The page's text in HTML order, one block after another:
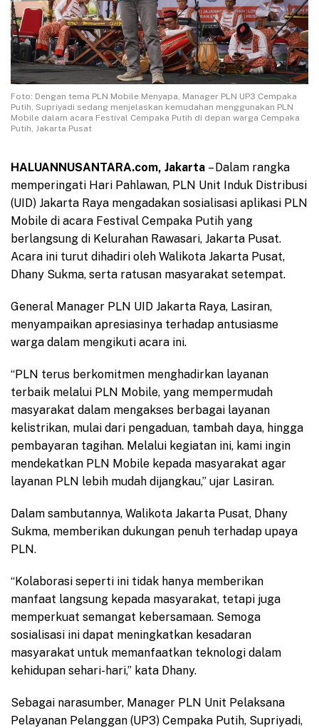
Foto: Dengan tema PLN Mobile Menyapa, Manager PLN UP3 Cempaka
Putih, Supriyadi sedang menjelaskan kemudahan menggunakan PLN
Mobile dalam acara Festival Cempaka Putih di depan warga Cempaka
Putih, Jakarta Pusat
HALUANNUSANTARA.com, Jakarta – Dalam rangka
memperingati Hari Pahlawan, PLN Unit Induk Distribusi
(UID) Jakarta Raya mengadakan sosialisasi aplikasi PLN
Mobile di acara Festival Cempaka Putih yang
berlangsung di Kelurahan Rawasari, Jakarta Pusat.
Acara ini turut dihadiri oleh Walikota Jakarta Pusat,
Dhany Sukma, serta ratusan masyarakat setempat.
General Manager PLN UID Jakarta Raya, Lasiran,
menyampaikan apresiasinya terhadap antusiasme
warga dalam mengikuti acara ini.
“PLN terus berkomitmen menghadirkan layanan
terbaik melalui PLN Mobile, yang mempermudah
masyarakat dalam mengakses berbagai layanan
kelistrikan, mulai dari pengaduan, tambah daya, hingga
pembayaran tagihan. Melalui kegiatan ini, kami ingin
mendekatkan PLN Mobile kepada masyarakat agar
layanan PLN lebih mudah dijangkau,” ujar Lasiran.
Dalam sambutannya, Walikota Jakarta Pusat, Dhany
Sukma, memberikan dukungan penuh terhadap upaya
PLN.
“Kolaborasi seperti ini tidak hanya memberikan
manfaat langsung kepada masyarakat, tetapi juga
memperkuat semangat kebersamaan. Semoga
sosialisasi ini dapat meningkatkan kesadaran
masyarakat untuk memanfaatkan teknologi dalam
kehidupan sehari-hari,” kata Dhany.
Sebagai narasumber, Manager PLN Unit Pelaksana
Pelayanan Pelanggan (UP3) Cempaka Putih, Supriyadi,